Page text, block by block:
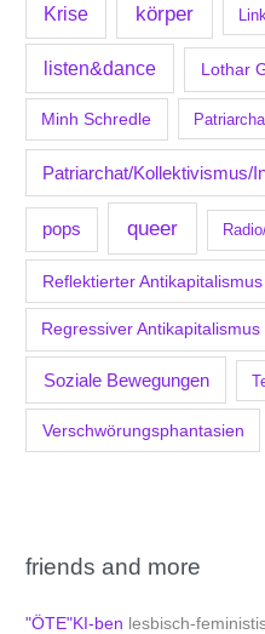
Krise körper
listen&dance Lothar
Minh Schredle
Patriarchat/Kollektivismus/
pops queer
Reflektierter Antikapitalismus
Regressiver Antikapitalismus
Soziale Bewegungen
Verschwörungsphantasien
friends and more
"ÖTE"KI-ben lesbisch-